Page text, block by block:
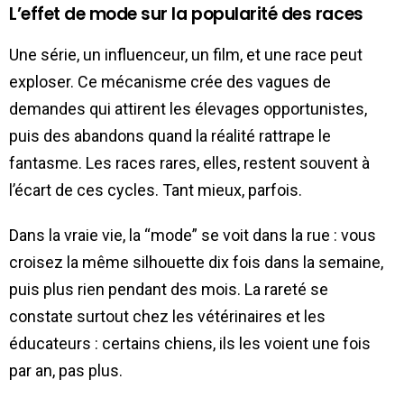
L’effet de mode sur la popularité des races
Une série, un influenceur, un film, et une race peut
exploser. Ce mécanisme crée des vagues de
demandes qui attirent les élevages opportunistes,
puis des abandons quand la réalité rattrape le
fantasme. Les races rares, elles, restent souvent à
l’écart de ces cycles. Tant mieux, parfois.
Dans la vraie vie, la “mode” se voit dans la rue : vous
croisez la même silhouette dix fois dans la semaine,
puis plus rien pendant des mois. La rareté se
constate surtout chez les vétérinaires et les
éducateurs : certains chiens, ils les voient une fois
par an, pas plus.